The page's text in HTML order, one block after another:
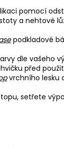
pomocí
a nehtové
podkladové
dle vašeho
před
vrchního lesku
setřete